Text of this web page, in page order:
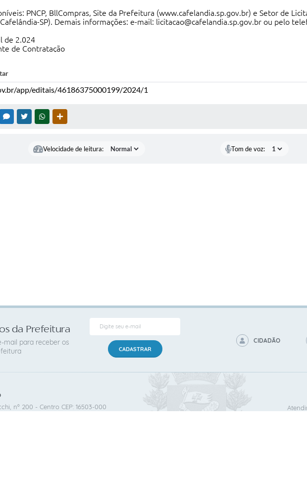
PNCP, BllCompras, Site da Prefeitura (www.cafelandia.sp.gov.br) e Setor de
SP). Demais informações: e-mail: licitacao@cafelandia.sp.gov.br ou pelo
de 2.024
de Contratação
app/editais/46186375000199/2024/1
MESSENGER
TWITTERWHATSAPP
Velocidade de leitura: Tom de voz:
da Prefeitura
mail para receber os
CADASTRAR
CIDADÃO
nº 200 - Centro CEP: 16503‐000